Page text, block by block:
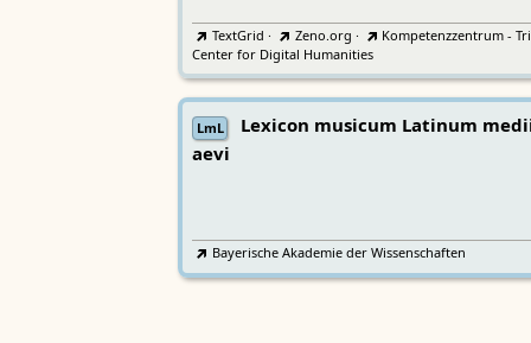
TextGrid · Zeno.org ·
Kompetenzzentrum -
Center for Digital Humanities
LmL
Lexicon musicum Latinum
aevi
Bayerische Akademie der Wissenschaften